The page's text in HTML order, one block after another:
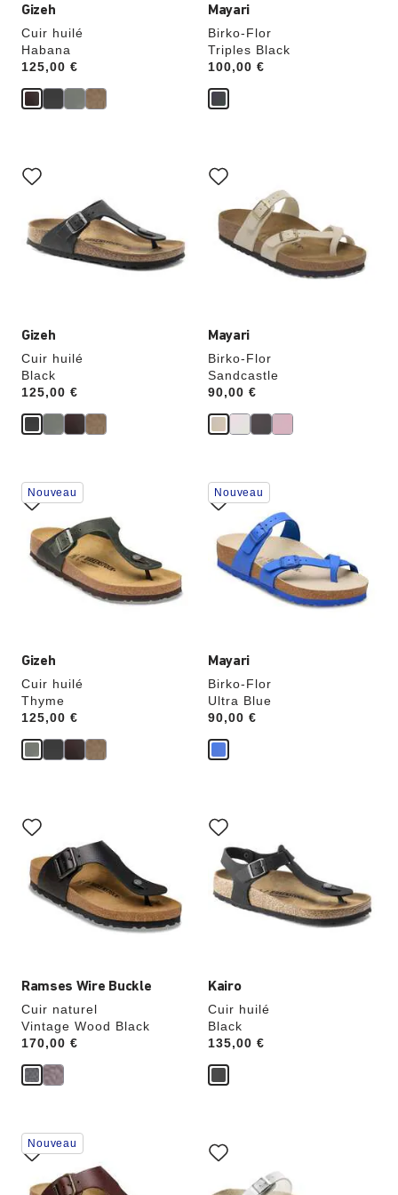
Gizeh
Cuir huilé
Habana
Price:
125,00 €
Mayari
Birko-Flor
Triples Black
Price:
100,00 €
Gizeh
Cuir huilé
Black
Price:
125,00 €
sur
les
échantillons
de
couleurs
modifiera
Mayari
Birko-Flor
Sandcastle
Price:
90,00 €
sur
les
échantillons
couleurs
modifiera
Gizeh
Cuir huilé
Thyme
Price:
125,00 €
Cliquer
sur
les
échantillons
couleurs
modifiera
Nouveau
Mayari
Birko-Flor
Ultra Blue
Price:
90,00 €
Cliquer
sur
les
échantillons
couleurs
modifiera
Nouveau
Ramses Wire Buckle
Cuir naturel
Vintage Wood Black
Price:
170,00 €
sur
les
échantillons
de
couleurs
modifiera
Kairo
Cuir huilé
Black
Price:
135,00 €
sur
les
échantillons
de
couleurs
modifiera
Cliquer
sur
les
échantillons
Nouveau
sur
les
échantillons